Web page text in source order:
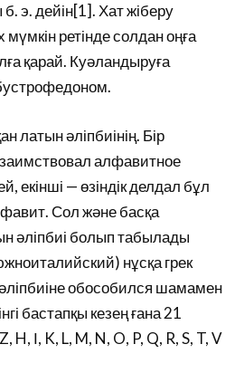
э. дейін[1]. Хат жіберу
ретінде солдан оңға
қарай. Куәландыруға
латын әліпбиінің. Бір
заимствовал алфавитное
екінші — өзіндік делдал бұл
Сол және басқа
әліпбиі болып табылады
нұсқа грек
обособился шамамен
бастапқы кезең ғана 21
H, І, K, L, M, N, O, P, Q, R, S, T, V